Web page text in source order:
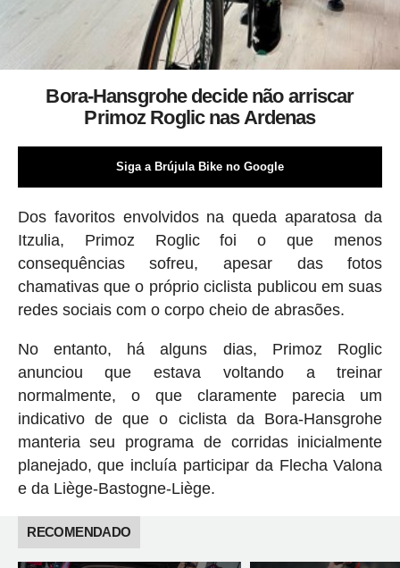
Bora-Hansgrohe decide não arriscar
Primoz Roglic nas Ardenas
Siga a Brújula Bike no Google
Dos favoritos envolvidos na queda aparatosa da
Itzulia, Primoz Roglic foi o que menos
consequências sofreu, apesar das fotos
chamativas que o próprio ciclista publicou em suas
redes sociais com o corpo cheio de abrasões.
No entanto, há alguns dias, Primoz Roglic
anunciou que estava voltando a treinar
normalmente, o que claramente parecia um
indicativo de que o ciclista da Bora-Hansgrohe
manteria seu programa de corridas inicialmente
planejado, que incluía participar da Flecha Valona
e da Liège-Bastogne-Liège.
RECOMENDADO